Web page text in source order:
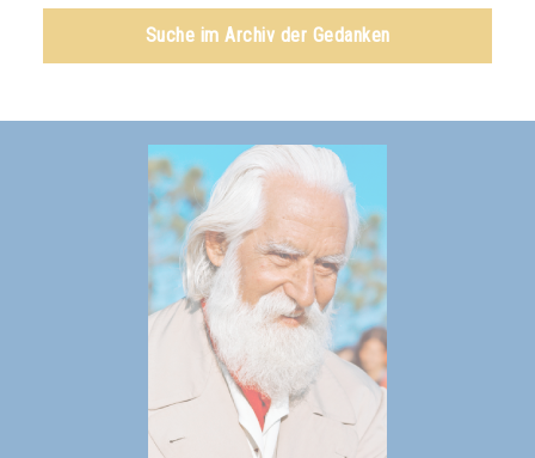
wegnehmen kann.« Und ihr müsst wissen, dass alles, was man durch
magische Methoden erreicht – es ist wahr, dass es welche mit einer
gewissen Wirksamkeit gibt –, niemals endgültig sein kann. Kurze Zeit
nicht von innen, durch persönliche Anstrengungen, erreicht hat.*
Omraam Mikhaël Aïvanhov
Siehe das BuchWas ist ein geistiger Meister?
Suche im Archiv der Gedanken